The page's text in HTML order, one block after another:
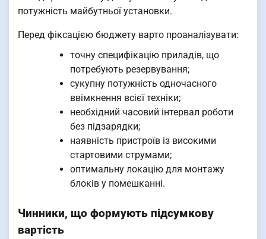
потужність майбутньої установки.
Перед фіксацією бюджету варто проаналізувати:
точну специфікацію приладів, що
потребують резервування;
сукупну потужність одночасного
ввімкнення всієї техніки;
необхідний часовий інтервал роботи
без підзарядки;
наявність пристроїв із високими
стартовими струмами;
оптимальну локацію для монтажу
блоків у помешканні.
Чинники, що формують підсумкову
вартість